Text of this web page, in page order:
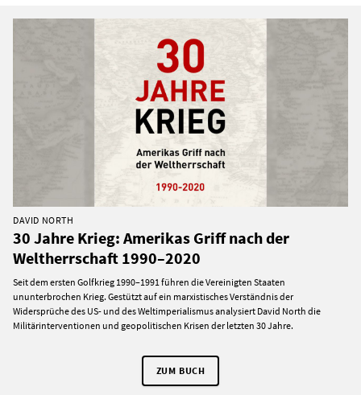
DAVID NORTH
30 Jahre Krieg: Amerikas Griff nach der
Weltherrschaft 1990–2020
Seit dem ersten Golfkrieg 1990–1991 führen die Vereinigten Staaten
ununterbrochen Krieg. Gestützt auf ein marxistisches Verständnis der
Widersprüche des US- und des Weltimperialismus analysiert David North die
Militärinterventionen und geopolitischen Krisen der letzten 30 Jahre.
ZUM BUCH